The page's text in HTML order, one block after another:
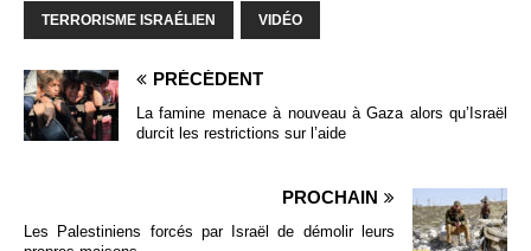
TERRORISME ISRAÉLIEN VIDÉO
PRÉCÉDENT
La famine menace à nouveau à Gaza alors qu’Israël
durcit les restrictions sur l’aide
PROCHAIN
Les Palestiniens forcés par Israël de démolir leurs